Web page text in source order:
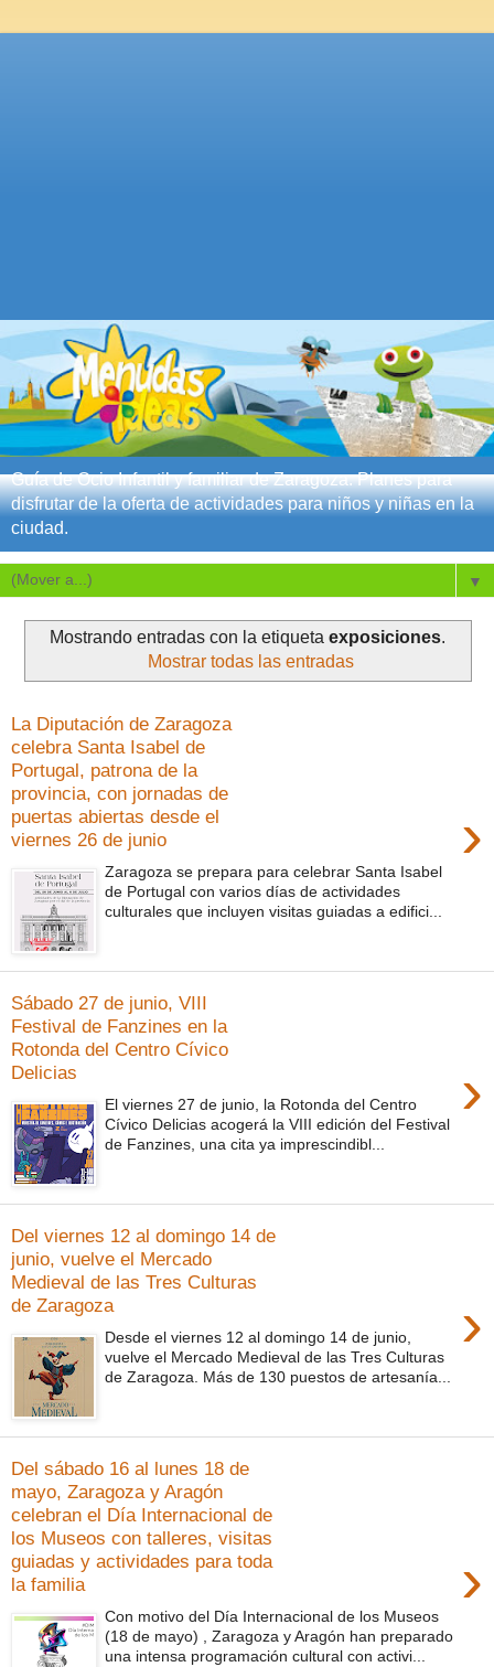
Guía de Ocio Infantil y familiar de Zaragoza. Planes para
disfrutar de la oferta de actividades para niños y niñas en la
ciudad.
▼
Mostrando entradas con la etiqueta exposiciones.
Mostrar todas las entradas
La Diputación de Zaragoza
celebra Santa Isabel de
Portugal, patrona de la
provincia, con jornadas de
puertas abiertas desde el
viernes 26 de junio
›
Zaragoza se prepara para celebrar Santa Isabel
de Portugal con varios días de actividades
culturales que incluyen visitas guiadas a edifici...
Sábado 27 de junio, VIII
Festival de Fanzines en la
Rotonda del Centro Cívico
Delicias
›
El viernes 27 de junio, la Rotonda del Centro
Cívico Delicias acogerá la VIII edición del Festival
de Fanzines, una cita ya imprescindibl...
Del viernes 12 al domingo 14 de
junio, vuelve el Mercado
Medieval de las Tres Culturas
de Zaragoza
›
Desde el viernes 12 al domingo 14 de junio,
vuelve el Mercado Medieval de las Tres Culturas
de Zaragoza. Más de 130 puestos de artesanía...
Del sábado 16 al lunes 18 de
mayo, Zaragoza y Aragón
celebran el Día Internacional de
los Museos con talleres, visitas
guiadas y actividades para toda
la familia
›
Con motivo del Día Internacional de los Museos
(18 de mayo) , Zaragoza y Aragón han preparado
una intensa programación cultural con activi...